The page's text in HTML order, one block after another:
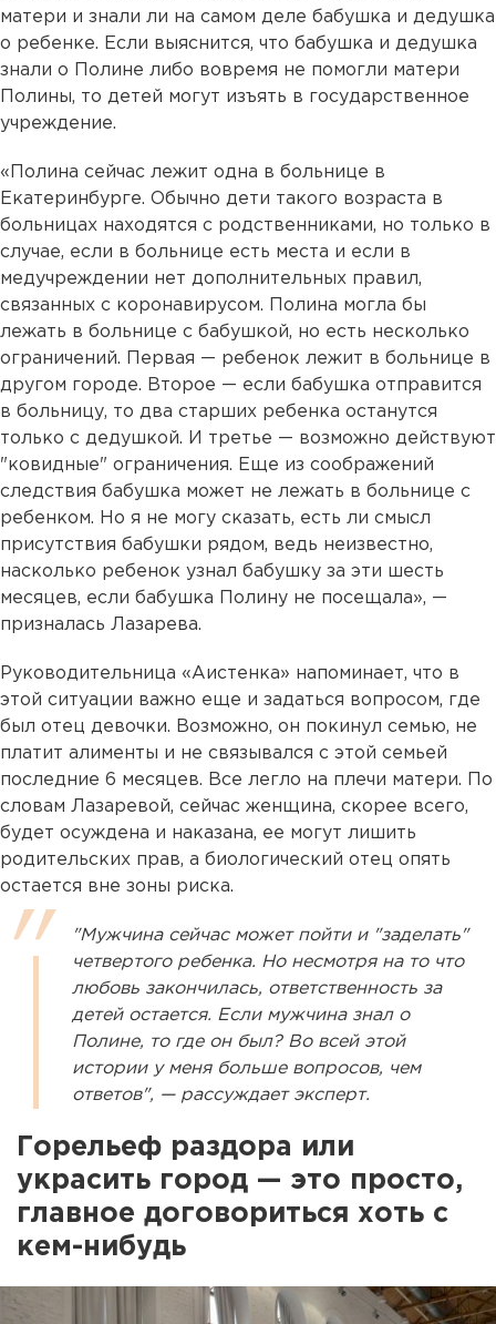
матери и знали ли на самом деле бабушка и дедушка
о ребенке. Если выяснится, что бабушка и дедушка
знали о Полине либо вовремя не помогли матери
Полины, то детей могут изъять в государственное
учреждение.
«Полина сейчас лежит одна в больнице в
Екатеринбурге. Обычно дети такого возраста в
больницах находятся с родственниками, но только в
случае, если в больнице есть места и если в
медучреждении нет дополнительных правил,
связанных с коронавирусом. Полина могла бы
лежать в больнице с бабушкой, но есть несколько
ограничений. Первая — ребенок лежит в больнице в
другом городе. Второе — если бабушка отправится
в больницу, то два старших ребенка останутся
только с дедушкой. И третье — возможно действуют
"ковидные" ограничения. Еще из соображений
следствия бабушка может не лежать в больнице с
ребенком. Но я не могу сказать, есть ли смысл
присутствия бабушки рядом, ведь неизвестно,
насколько ребенок узнал бабушку за эти шесть
месяцев, если бабушка Полину не посещала», —
призналась Лазарева.
Руководительница «Аистенка» напоминает, что в
этой ситуации важно еще и задаться вопросом, где
был отец девочки. Возможно, он покинул семью, не
платит алименты и не связывался с этой семьей
последние 6 месяцев. Все легло на плечи матери. По
словам Лазаревой, сейчас женщина, скорее всего,
будет осуждена и наказана, ее могут лишить
родительских прав, а биологический отец опять
остается вне зоны риска.
"Мужчина сейчас может пойти и "заделать"
четвертого ребенка. Но несмотря на то что
любовь закончилась, ответственность за
детей остается. Если мужчина знал о
Полине, то где он был? Во всей этой
истории у меня больше вопросов, чем
ответов", — рассуждает эксперт.
Горельеф раздора или
украсить город — это просто,
главное договориться хоть с
кем-нибудь